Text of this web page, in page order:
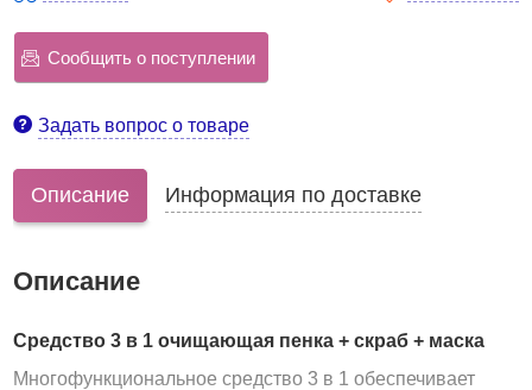
Сообщить о поступлении
Задать вопрос о товаре
Описание Информация по доставке
Описание
Средство 3 в 1 очищающая пенка + скраб + маска
Многофункциональное средство 3 в 1 обеспечивает